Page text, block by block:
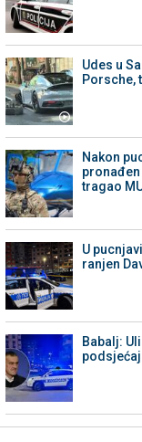
Udes u
Porsche,
Nakon
tragao
U
ranjen
Babalj: